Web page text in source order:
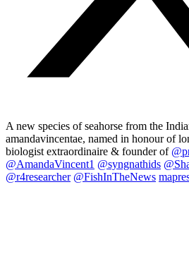
A new species of seahorse from the
amandavincentae, named in honour of
biologist extraordinaire & founder of
@AmandaVincent1 @syngnathids
@r4researcher @FishInTheNews